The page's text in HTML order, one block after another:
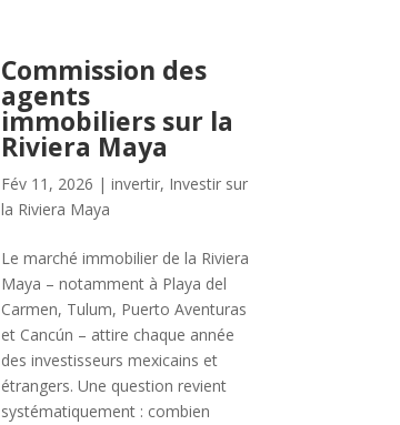
Commission des
agents
immobiliers sur la
Riviera Maya
Fév 11, 2026 |invertir, Investir sur
la Riviera Maya
Le marché immobilier de la Riviera
Maya – notamment à Playa del
Carmen, Tulum, Puerto Aventuras
et Cancún – attire chaque année
des investisseurs mexicains et
étrangers. Une question revient
systématiquement : combien